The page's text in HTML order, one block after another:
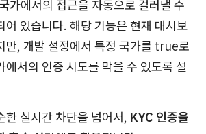
가에서의 접근을 자동으로 걸러낼 수
어 있습니다. 해당 기능은 현재 대시보
만, 개발 설정에서 특정 국가를 true로
에서의 인증 시도를 막을 수 있도록 설
한 실시간 차단을 넘어서, KYC 인증을